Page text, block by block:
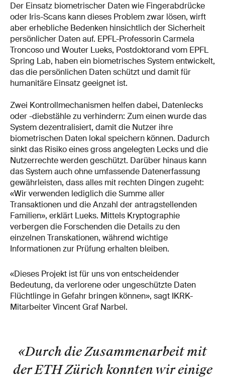
Der Einsatz biometrischer Daten wie Fingerabdrücke
oder Iris-Scans kann dieses Problem zwar lösen, wirft
aber erhebliche Bedenken hinsichtlich der Sicherheit
persönlicher Daten auf. EPFL-Professorin Carmela
Troncoso und Wouter Lueks, Postdoktorand vom EPFL
Spring Lab, haben ein biometrisches System entwickelt,
das die persönlichen Daten schützt und damit für
humanitäre Einsatz geeignet ist.
Zwei Kontrollmechanismen helfen dabei, Datenlecks
oder -diebstähle zu verhindern: Zum einen wurde das
System dezentralisiert, damit die Nutzer ihre
biometrischen Daten lokal speichern können. Dadurch
sinkt das Risiko eines gross angelegten Lecks und die
Nutzerrechte werden geschützt. Darüber hinaus kann
das System auch ohne umfassende Datenerfassung
gewährleisten, dass alles mit rechten Dingen zugeht:
«Wir verwenden lediglich die Summe aller
Transaktionen und die Anzahl der antragstellenden
Familien», erklärt Lueks. Mittels Kryptographie
verbergen die Forschenden die Details zu den
einzelnen Transkationen, während wichtige
Informationen zur Prüfung erhalten bleiben.
«Dieses Projekt ist für uns von entscheidender
Bedeutung, da verlorene oder ungeschützte Daten
Flüchtlinge in Gefahr bringen können», sagt IKRK-
Mitarbeiter Vincent Graf Narbel.
«Durch die Zusammenarbeit mit
der ETH Zürich konnten wir einige